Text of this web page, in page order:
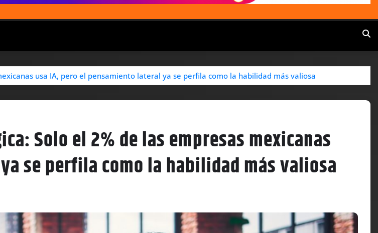
usa IA, pero el pensamiento lateral ya se perfila como la habilidad más valiosa
Solo el 2% de las empresas mexicanas
se perfila como la habilidad más valiosa